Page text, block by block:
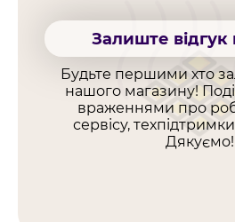
Залиште відгук
Будьте першими хто
нашого магазину!
враженнями про
сервісу,
Дякуємо!